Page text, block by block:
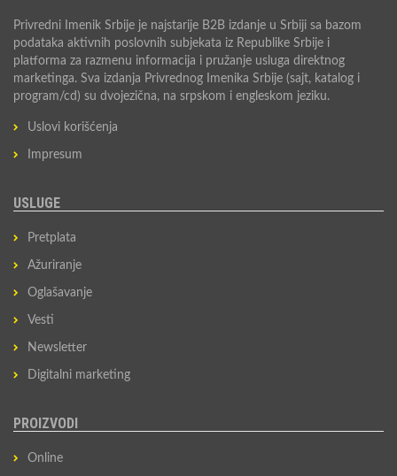
Privredni Imenik Srbije je najstarije B2B izdanje u Srbiji sa bazom
podataka aktivnih poslovnih subjekata iz Republike Srbije i
platforma za razmenu informacija i pružanje usluga direktnog
marketinga. Sva izdanja Privrednog Imenika Srbije (sajt, katalog i
program/cd) su dvojezična, na srpskom i engleskom jeziku.
Uslovi korišćenja
Impresum
USLUGE
Pretplata
Ažuriranje
Oglašavanje
Vesti
Newsletter
Digitalni marketing
PROIZVODI
Online